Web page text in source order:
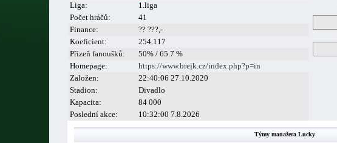
Liga:
1.liga
Počet hráčů:
41
Finance:
?? ???,-
Koeficient:
254.117
Přízeň fanoušků:
50% / 65.7 %
Homepage:
https://www.brejk.cz/index.php?p=in
Založen:
22:40:06 27.10.2020
Stadion:
Divadlo
Kapacita:
84 000
Poslední akce:
10:32:00 7.8.2026
Týmy manažera Lucky